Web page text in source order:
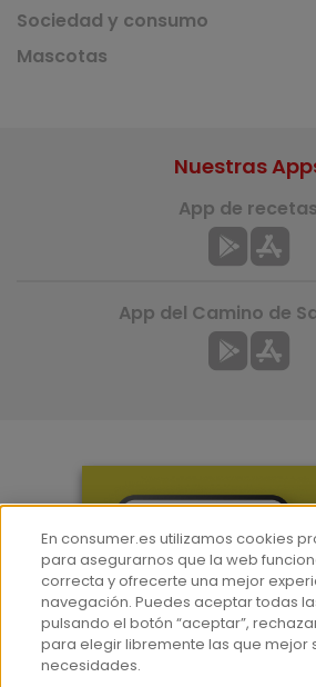
Sociedad y consumo
Mascotas
Hemeroteca
Contacto
Prensa
Corpus Lingüístico
Nuestras
App de recetas
App del Camino de
En consumer.es utilizamos cookies
para asegurarnos que la web
correcta y ofrecerte una mejor
navegación. Puedes aceptar todas
pulsando el botón “aceptar”,
para elegir libremente las que mejor
necesidades.